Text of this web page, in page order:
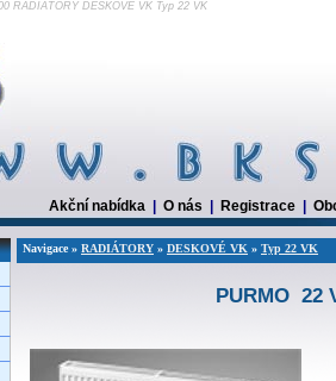
RADIÁTORY DESKOVÉ VK Typ 22 VK
Akční nabídka O nás Registrace
Navigace » RADIÁTORY » DESKOVÉ VK » Typ 22 VK
PURMO 22